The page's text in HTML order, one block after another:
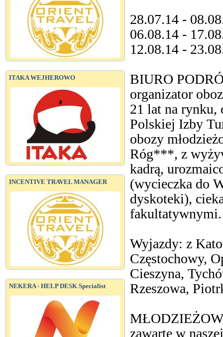
ITAKA WEJHEROWO
INCENTIVE TRAVEL MANAGER
NEKERA - HELP DESK Specialist
28.07.14 -
06.08.14 -
12.08.14 -
BIURO
organizator
21 lat na rynku,
Polskiej Izby
obozy
Róg***, z
kadrą,
(wycieczka do
dyskoteki),
fakultatywnymi.
Wyjazdy: z
Częstochowy,
Cieszyna,
Rzeszowa,
zawarte w